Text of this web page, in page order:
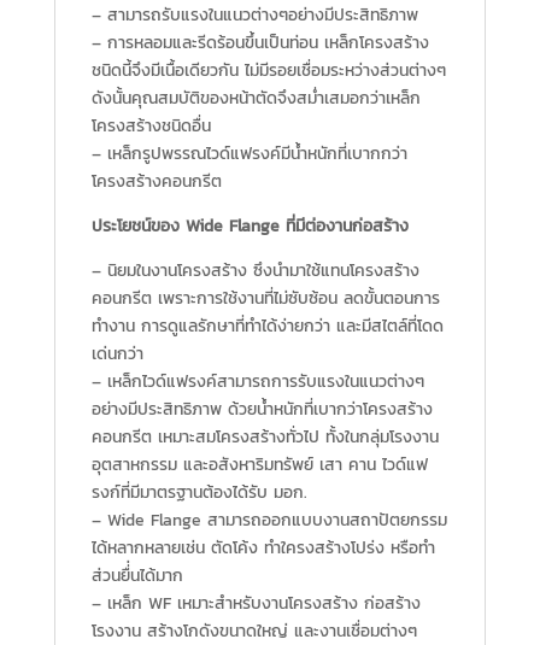
– สามารถรับแรงในแนวต่างๆอย่างมีประสิทธิภาพ
– การหลอมและรีดร้อนขึ้นเป็นท่อน เหล็กโครงสร้าง
ชนิดนี้จึงมีเนื้อเดียวกัน ไม่มีรอยเชื่อมระหว่างส่วนต่างๆ
ดังนั้นคุณสมบัติของหน้าตัดจึงสม่ำเสมอกว่าเหล็ก
โครงสร้างชนิดอื่น
– เหล็กรูปพรรณไวด์แฟรงค์มีน้ำหนักที่เบากกว่า
โครงสร้างคอนกรีต
ประโยชน์ของ Wide Flange ที่มีต่องานก่อสร้าง
– นิยมในงานโครงสร้าง ซึงนำมาใช้แทนโครงสร้าง
คอนกรีต เพราะการใช้งานที่ไม่ซับซ้อน ลดขั้นตอนการ
ทำงาน การดูแลรักษาที่ทำได้ง่ายกว่า และมีสไตล์ที่โดด
เด่นกว่า
– เหล็กไวด์แฟรงค์สามารถการรับแรงในแนวต่างๆ
อย่างมีประสิทธิภาพ ด้วยน้ำหนักที่เบากว่าโครงสร้าง
คอนกรีต เหมาะสมโครงสร้างทั่วไป ทั้งในกลุ่มโรงงาน
อุตสาหกรรม และอสังหาริมทรัพย์ เสา คาน ไวด์แฟ
รงก์ที่มีมาตรฐานต้องได้รับ มอก.
– Wide Flange สามารถออกแบบงานสถาปัตยกรรม
ได้หลากหลายเช่น ตัดโค้ง ทำใครงสร้างโปร่ง หรือทำ
ส่วนยื่่นได้มาก
– เหล็ก WF เหมาะสำหรับงานโครงสร้าง ก่อสร้าง
โรงงาน สร้างโกดังขนาดใหญ่ และงานเชื่อมต่างๆ